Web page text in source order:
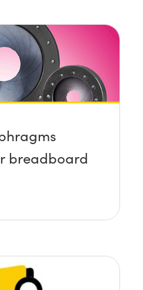
breadboard